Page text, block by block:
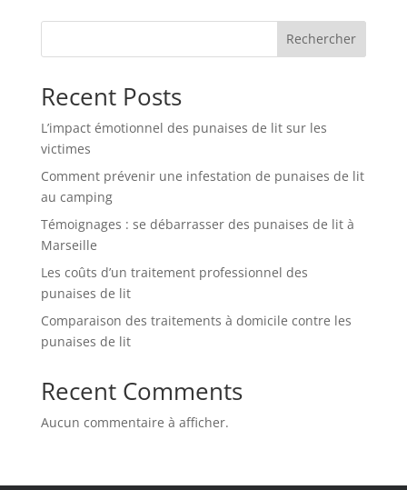
Rechercher
Recent Posts
L’impact émotionnel des punaises de lit sur les
victimes
Comment prévenir une infestation de punaises de lit
au camping
Témoignages : se débarrasser des punaises de lit à
Marseille
Les coûts d’un traitement professionnel des
punaises de lit
Comparaison des traitements à domicile contre les
punaises de lit
Recent Comments
Aucun commentaire à afficher.